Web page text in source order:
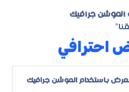
الموشن جرافيك
باستخدام الموشن جرافيك